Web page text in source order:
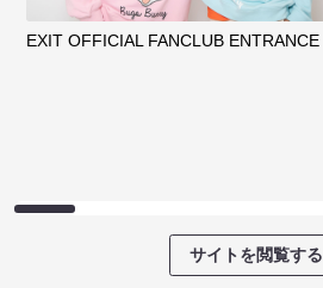
EXIT OFFICIAL FANCLUB ENTRANCE
サイトを閲覧する